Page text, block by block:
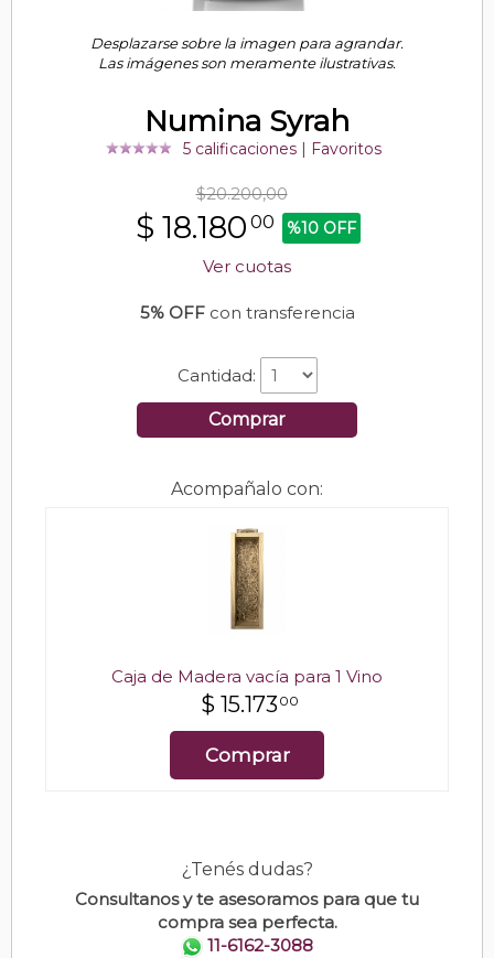
Desplazarse sobre la imagen para agrandar.
Las imágenes son meramente ilustrativas.
Numina Syrah
5 calificaciones Favoritos
$20.200,00
$ 18.180 00 %10 OFF
Ver cuotas
5% OFFcon transferencia
Cantidad:
Comprar
Acompañalo con:
Caja de Madera vacía para 1 Vino
$ 15.173 00
Comprar
¿Tenés dudas?
Consultanos y te asesoramos para que tu
compra sea perfecta.
11-6162-3088